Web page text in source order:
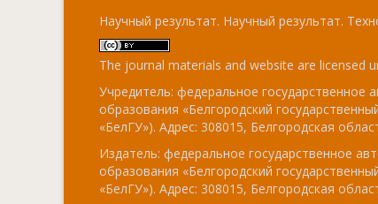
Научный результат. Научный результат.
The journal materials and website are licensed
Учредитель: федеральное
образования «Белгородский
«БелГУ»). Адрес: 308015, Белгородская
Издатель: федеральное государственное
образования «Белгородский
«БелГУ»). Адрес: 308015, Белгородская